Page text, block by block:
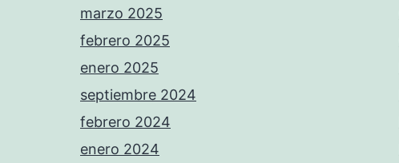
marzo 2025
febrero 2025
enero 2025
septiembre 2024
febrero 2024
enero 2024